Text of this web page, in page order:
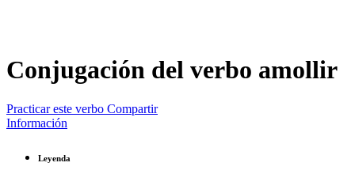
Conjugación del verbo amollir
Practicar este verbo Compartir
Información
Leyenda